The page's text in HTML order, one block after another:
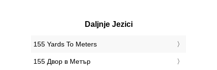
Daljnje Jezici
‎155 Yards To Meters
‎155 Двор в Метър